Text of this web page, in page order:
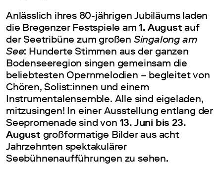
Anlässlich ihres 80-jährigen Jubiläums laden
die Bregenzer Festspiele am1. August auf
der Seetribüne zum großen Singalong am
See: Hunderte Stimmen aus der ganzen
Bodenseeregion singen gemeinsam die
beliebtesten Opernmelodien – begleitet von
Chören, Solist:innen und einem
Instrumentalensemble. Alle sind eigeladen,
mitzusingen! In einer Ausstellung entlang der
Seepromenade sind von 13. Juni bis 23.
August großformatige Bilder aus acht
Jahrzehnten spektakulärer
Seebühnenaufführungen zu sehen.